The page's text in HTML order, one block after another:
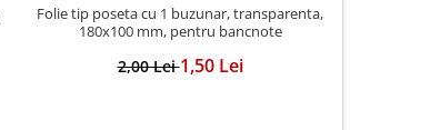
Folie tip poseta cu 1 buzunar, transparenta,
180x100 mm, pentru bancnote
2,00 Lei1,50 Lei